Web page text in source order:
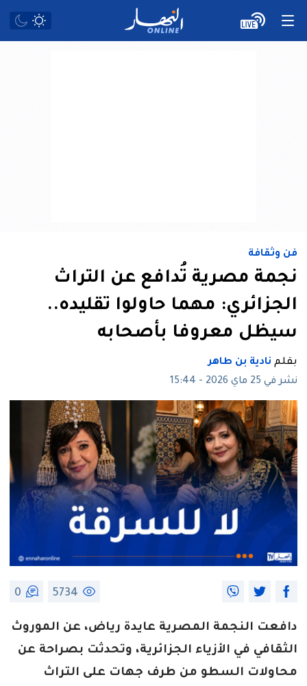
فن وثقافة
نجمة مصرية تُدافع عن التراث
الجزائري: مهما حاولوا تقليده..
سيظل معروفا بأصحابه
بقلم نادية بن طاهر
نشر في 25 ماي 2026 - 15:44
5734
0
دافعت النجمة المصرية عايدة رياض، عن الموروث
الثقافي في الأزياء الجزائرية، وتحدثت بصراحة عن
محاولات السطو من طرف جهات على التراث